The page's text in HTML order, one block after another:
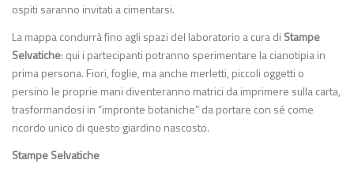
ospiti saranno invitati a cimentarsi.
La mappa condurrà fino agli spazi del laboratorio a cura di Stampe
Selvatiche: qui i partecipanti potranno sperimentare la cianotipia in
prima persona. Fiori, foglie, ma anche merletti, piccoli oggetti o
persino le proprie mani diventeranno matrici da imprimere sulla carta,
trasformandosi in “impronte botaniche” da portare con sé come
ricordo unico di questo giardino nascosto.
Stampe Selvatiche